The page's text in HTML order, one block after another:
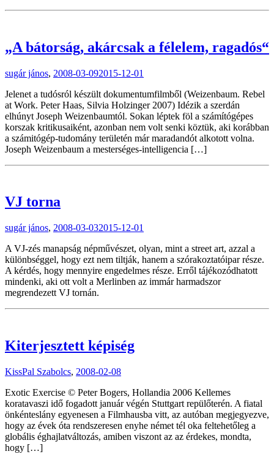
„A bátorság, akárcsak a félelem, ragadós“
sugár jános, 2008-03-092015-12-01
Jelenet a tudósról készült dokumentumfilmből (Weizenbaum. Rebel
at Work. Peter Haas, Silvia Holzinger 2007) Idézik a szerdán
elhúnyt Joseph Weizenbaumtól. Sokan léptek föl a számítógépes
korszak kritikusaiként, azonban nem volt senki köztük, aki korábban
a számitógép-tudomány területén már maradandót alkotott volna.
Joseph Weizenbaum a mesterséges-intelligencia […]
VJ torna
sugár jános, 2008-03-032015-12-01
A VJ-zés manapság népművészet, olyan, mint a street art, azzal a
különbséggel, hogy ezt nem tiltják, hanem a szórakoztatóipar része.
A kérdés, hogy mennyire engedelmes része. Erről tájékozódhatott
mindenki, aki ott volt a Merlinben az immár harmadszor
megrendezett VJ tornán.
Kiterjesztett képiség
KissPal Szabolcs, 2008-02-08
Exotic Exercise © Peter Bogers, Hollandia 2006 Kellemes
koratavaszi idő fogadott január végén Stuttgart repülőterén. A fiatal
önkénteslány egyenesen a Filmhausba vitt, az autóban megjegyezve,
hogy az évek óta rendszeresen enyhe német tél oka feltehetőleg a
globális éghajlatváltozás, amiben viszont az az érdekes, mondta,
hogy […]